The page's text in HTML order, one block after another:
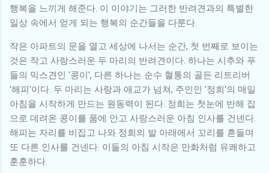
행복을 느끼게 해준다. 이 이야기는 그러한 반려견과의 특별한
일상 속에서 얻게 되는 행복의 순간들을 다룬다.
작은 아파트의 문을 열고 세상에 나서는 순간, 첫 번째로 보이는
것은 작고 사랑스러운 두 마리의 반려견이다. 하나는 시추와 푸
들의 믹스견인 '콩이', 다른 하나는 순수 혈통의 골든 리트리버
'해피'이다. 두 마리는 사랑과 애교가 넘쳐, 주인인 '정희'의 매일
아침을 시작하게 만드는 원동력이 된다. 정희는 첫눈에 반해 집
으로 데려온 콩이를 품에 안고 사랑스러운 아침 인사를 건넨다.
해피는 자리를 비집고 나와 정희의 발 아래에서 꼬리를 흔들며
또 다른 인사를 건넨다. 이들의 아침 시작은 만화처럼 유쾌하고
훈훈하다.